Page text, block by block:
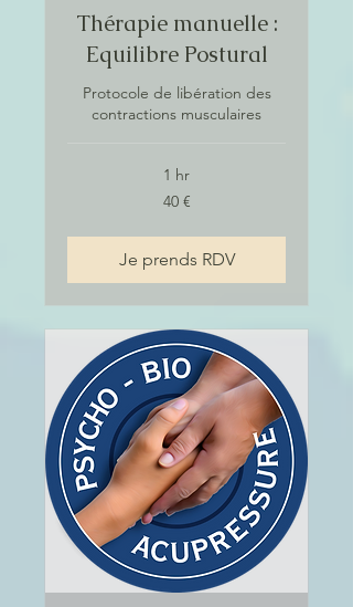
Thérapie manuelle :
Equilibre Postural
Protocole de libération des
contractions musculaires
1 hr
40 €
Je prends RDV